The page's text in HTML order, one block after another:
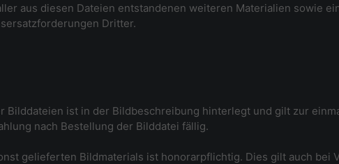
aus diesen Dateien entstandenen weiteren Materialien sowie
Dritter.
Bilddateien ist in der Bildbeschreibung hinterlegt und gilt zur
nach Bestellung der Bilddatei fällig.
gelieferten Bildmaterials ist honorarpflichtig. Dies gilt auch bei